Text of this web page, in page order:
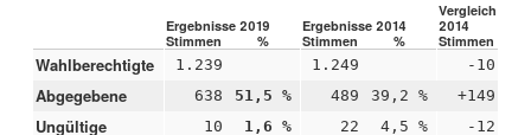
Ergebnisse 2019 Ergebnisse 2014
Vergleich
2014
Stimmen
% Stimmen % Stimmen
Wahlberechtigte 1.239 1.249 -10
Abgegebene 638 51,5 % 489 39,2 % +149
Ungültige 10 1,6 % 22 4,5 % -12